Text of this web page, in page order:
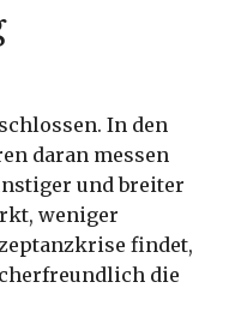
In den
daran messen
und breiter
weniger
findet,
die